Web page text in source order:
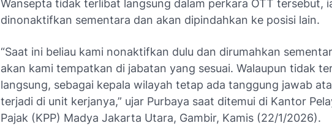
Wansepta tidak terlibat langsung dalam perkara OTT tersebut,
dinonaktifkan sementara dan akan dipindahkan ke posisi lain.
“Saat ini beliau kami nonaktifkan dulu dan dirumahkan
akan kami tempatkan di jabatan yang sesuai. Walaupun tidak
langsung, sebagai kepala wilayah tetap ada tanggung jawab
terjadi di unit kerjanya,” ujar Purbaya saat ditemui di Kantor
Pajak (KPP) Madya Jakarta Utara, Gambir, Kamis (22/1/2026).